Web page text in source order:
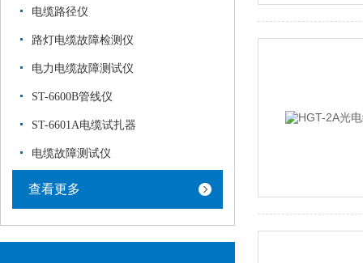
电缆路径仪
路灯电缆故障检测仪
电力电缆故障测试仪
ST-6600B管线仪
ST-6601A电缆试扎器
电缆故障测试仪
查看更多